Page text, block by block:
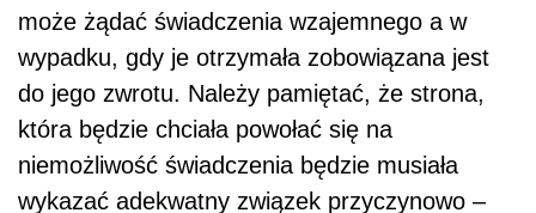
może żądać świadczenia wzajemnego a w
wypadku, gdy je otrzymała zobowiązana jest
do jego zwrotu. Należy pamiętać, że strona,
która będzie chciała powołać się na
niemożliwość świadczenia będzie musiała
wykazać adekwatny związek przyczynowo –